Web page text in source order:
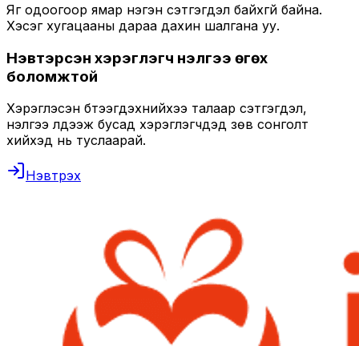
Яг одоогоор ямар нэгэн сэтгэгдэл байхгүй байна.
Хэсэг хугацааны дараа дахин шалгана уу.
Нэвтэрсэн хэрэглэгч үнэлгээ өгөх
боломжтой
Хэрэглэсэн бүтээгдэхүүнийхээ талаар сэтгэгдэл,
үнэлгээ үлдээж бусад хэрэглэгчдэд зөв сонголт
хийхэд нь туслаарай.
Нэвтрэх